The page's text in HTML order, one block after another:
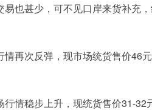
也甚少，可不见口岸来货补充
再次反弹，现市场统货售价46
情稳步上升，现统货售价31-32